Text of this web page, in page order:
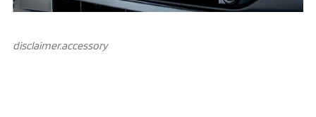
disclaimer.аccessory